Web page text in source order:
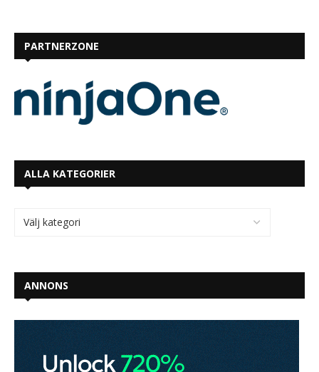
PARTNERZONE
ALLA KATEGORIER
ANNONS